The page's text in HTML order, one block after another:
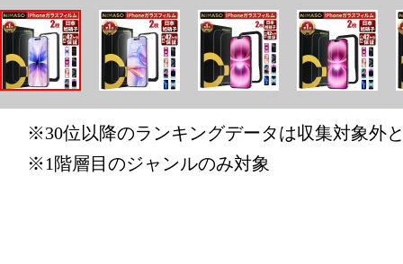
ランキング：
2026/08/03
スマート
ランキング：
※30位以降のランキングデータは収集対象外
※1階層目のジャンルのみ対象